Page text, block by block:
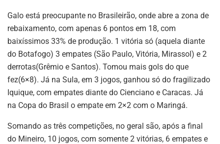
Galo está preocupante no Brasileirão, onde abre a zona de
rebaixamento, com apenas 6 pontos em 18, com
baixíssimos 33% de produção. 1 vitória só (aquela diante
do Botafogo) 3 empates (São Paulo, Vitória, Mirassol) e 2
derrotas(Grêmio e Santos). Tomou mais gols do que
fez(6×8). Já na Sula, em 3 jogos, ganhou só do fragilizado
Iquique, com empates diante do Cienciano e Caracas. Já
na Copa do Brasil o empate em 2×2 com o Maringá.
Somando as três competições, no geral são, após a final
do Mineiro, 10 jogos, com somente 2 vitórias, 6 empates e